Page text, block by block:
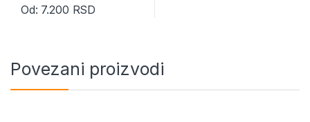
Od: 7.200 RSD
Povezani proizvodi